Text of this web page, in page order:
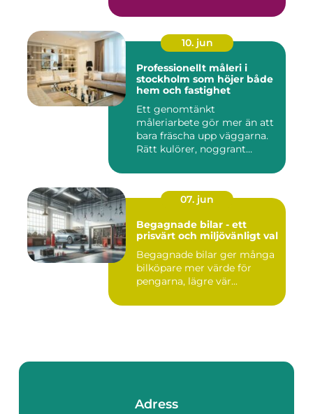
10. jun
Professionellt måleri i
stockholm som höjer både
hem och fastighet
Ett genomtänkt
måleriarbete gör mer än att
bara fräscha upp väggarna.
Rätt kulörer, noggrant
07. jun
Begagnade bilar - ett
prisvärt och miljövänligt val
Begagnade bilar ger många
bilköpare mer värde för
pengarna, lägre vär...
Adress